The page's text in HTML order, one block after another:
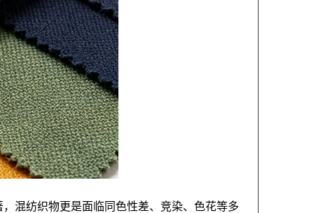
混纺织物更是面临同色性差、竞染、色花等多